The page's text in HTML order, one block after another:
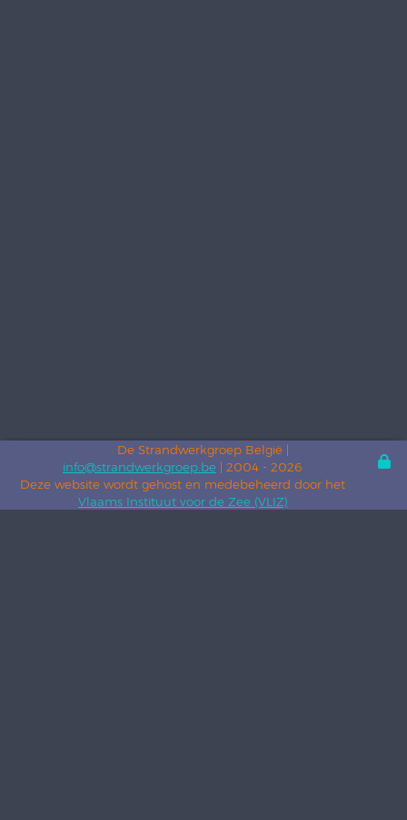
De Strandwerkgroep België |
info@strandwerkgroep.be | 2004 - 2026
Deze website wordt gehost en medebeheerd door het
Vlaams Instituut voor de Zee (VLIZ)